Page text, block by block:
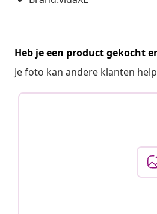
Heb je een product gekocht
Je foto kan andere klanten